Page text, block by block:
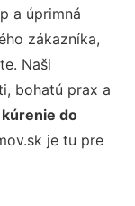
a úprimná
zákazníka,
Naši
bohatú prax a
do
je tu pre